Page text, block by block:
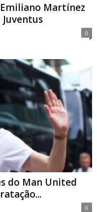
Martínez
0
do Man United
0